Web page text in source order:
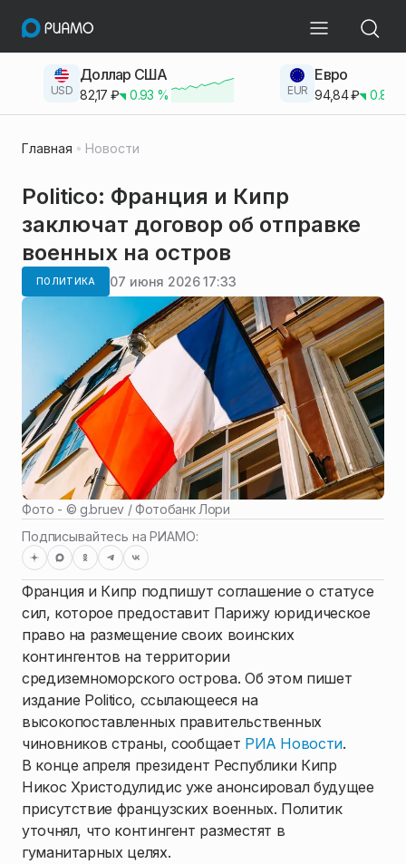
USD
Доллар США
82,17 ₽ 0.93 % EUR
Евро
94,84₽ 0.83
Главная Новости
Politico: Франция и Кипр
заключат договор об отправке
военных на остров
ПОЛИТИКА 07 июня 2026 17:33
Фото - ©g.bruev / Фотобанк Лори
Подписывайтесь на РИАМО:
Франция и Кипр подпишут соглашение о статусе
сил, которое предоставит Парижу юридическое
право на размещение своих воинских
контингентов на территории
средиземноморского острова. Об этом пишет
издание Politico, ссылающееся на
высокопоставленных правительственных
чиновников страны, сообщает РИА Новости.
В конце апреля президент Республики Кипр
Никос Христодулидис уже анонсировал будущее
присутствие французских военных. Политик
уточнял, что контингент разместят в
гуманитарных целях.